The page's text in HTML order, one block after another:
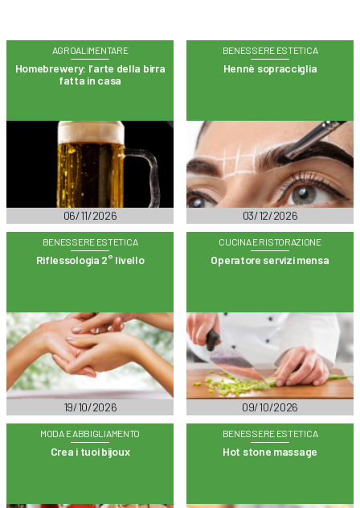
AGROALIMENTARE
Homebrewery: l’arte della birra
fatta in casa
06/11/2026
BENESSERE ESTETICA
Hennè sopracciglia
03/12/2026
BENESSERE ESTETICA
Riflessologia 2° livello
19/10/2026
CUCINA E RISTORAZIONE
Operatore servizi mensa
09/10/2026
MODA E ABBIGLIAMENTO
Crea i tuoi bijoux
BENESSERE ESTETICA
Hot stone massage